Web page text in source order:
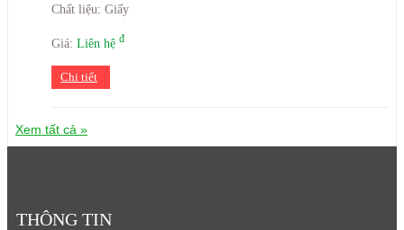
Chất liệu: Giấy
Giá: Liên hệ đ
Chi tiết
Xem tất cả »
THÔNG TIN